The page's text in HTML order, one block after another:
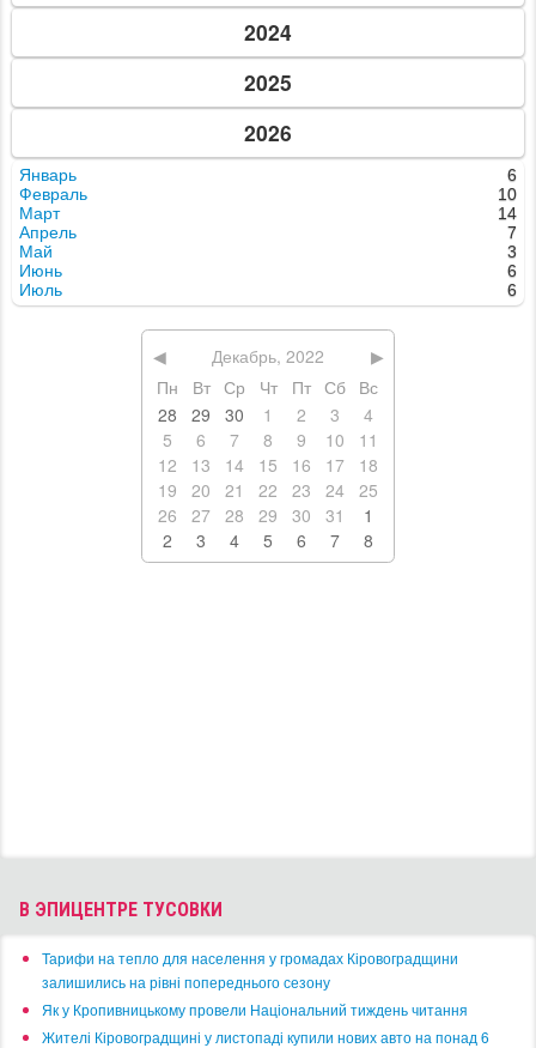
2024
2025
2026
Январь
6
Февраль
10
Март
14
Апрель
7
Май
3
Июнь
6
Июль
6
◀ Декабрь, 2022
▶
Пн
Вт Ср Чт Пт Сб Вс
28
29 30 1 2 3
4
5
6 7 8 9 10
11
12
13 14 15 16 17
18
19
20 21 22 23 24 25
26
27 28 29 30 31
1
2
3 4 5 6 7 8
В ЭПИЦЕНТРЕ ТУСОВКИ
​Тарифи на тепло для населення у громадах Кіровоградщини
залишились на рівні попереднього сезону
​Як у Кропивницькому провели Національний тиждень читання
​Жителі Кіровоградщині у листопаді купили нових авто на понад 6